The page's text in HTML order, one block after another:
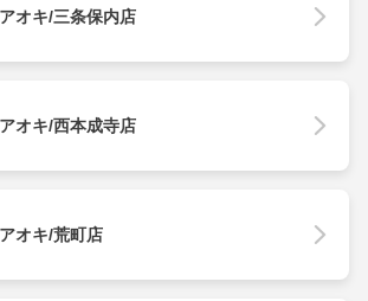
オキ/三条保内店
オキ/西本成寺店
オキ/荒町店